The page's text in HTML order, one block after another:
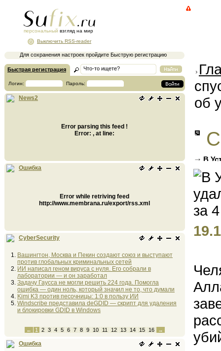
персональный взгляд на мир
Для сохранения настроек пройдите Быструю регистрацию
Выключить RSS-reader
Быстрая регистрация
Логин: Пароль:
News2
Error parsing this feed !
Error: , at line:
Ошибка
Error while retriving feed
http://www.membrana.ru/export/rss.xml
CyberSecurity
Вашингтон, Москва и Пекин создают союз и выступают
против глобальных криминальных сетей
ИИ написал геном вируса с нуля. Его собрали в
лаборатории — и он заработал
Задачу Гаусса не могли решить 224 года. Помогла
ошибка — один ноль, который значил не то, что думали
Kimi K3 против песочницы: 1:0 в пользу ИИ
Windscribe представила deGDID — скрипт для удаления
и блокировки GDID в Windows
← 1 2 3 4 5 6 7 8 9 10 11 12 13 14 15 16 →
Ошибка
об
В